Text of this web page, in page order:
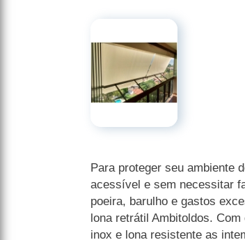
Para proteger seu ambiente
acessível e sem necessitar
poeira, barulho e gastos
lona retrátil Ambitoldos.
inox e lona resistente as